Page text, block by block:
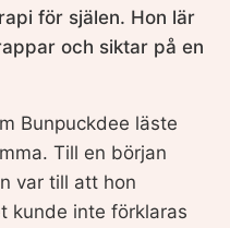
för själen. Hon lär
och siktar på en
Bunpuckdee läste
Till en början
var till att hon
kunde inte förklaras